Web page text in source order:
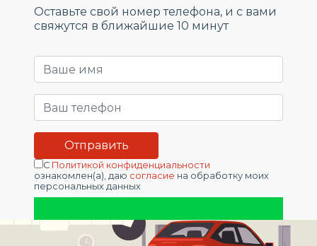
Оставьте свой номер телефона, и c вами
свяжутся в ближайшие 10 минут
С Политикой конфиденциальности
ознакомлен(а), даю согласие на обработку моих
персональных данных